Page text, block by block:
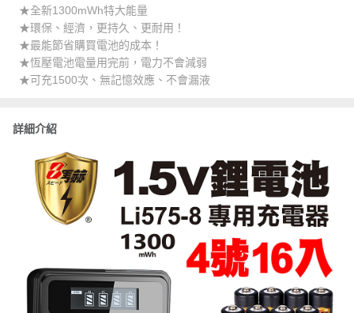
★全新1300mWh特大能量
★環保、經濟，更持久、更耐用！
★最能節省購買電池的成本！
★恆壓電池電量用完前，電力不會減弱
★可充1500次、無記憶效應、不會漏液
詳細介紹